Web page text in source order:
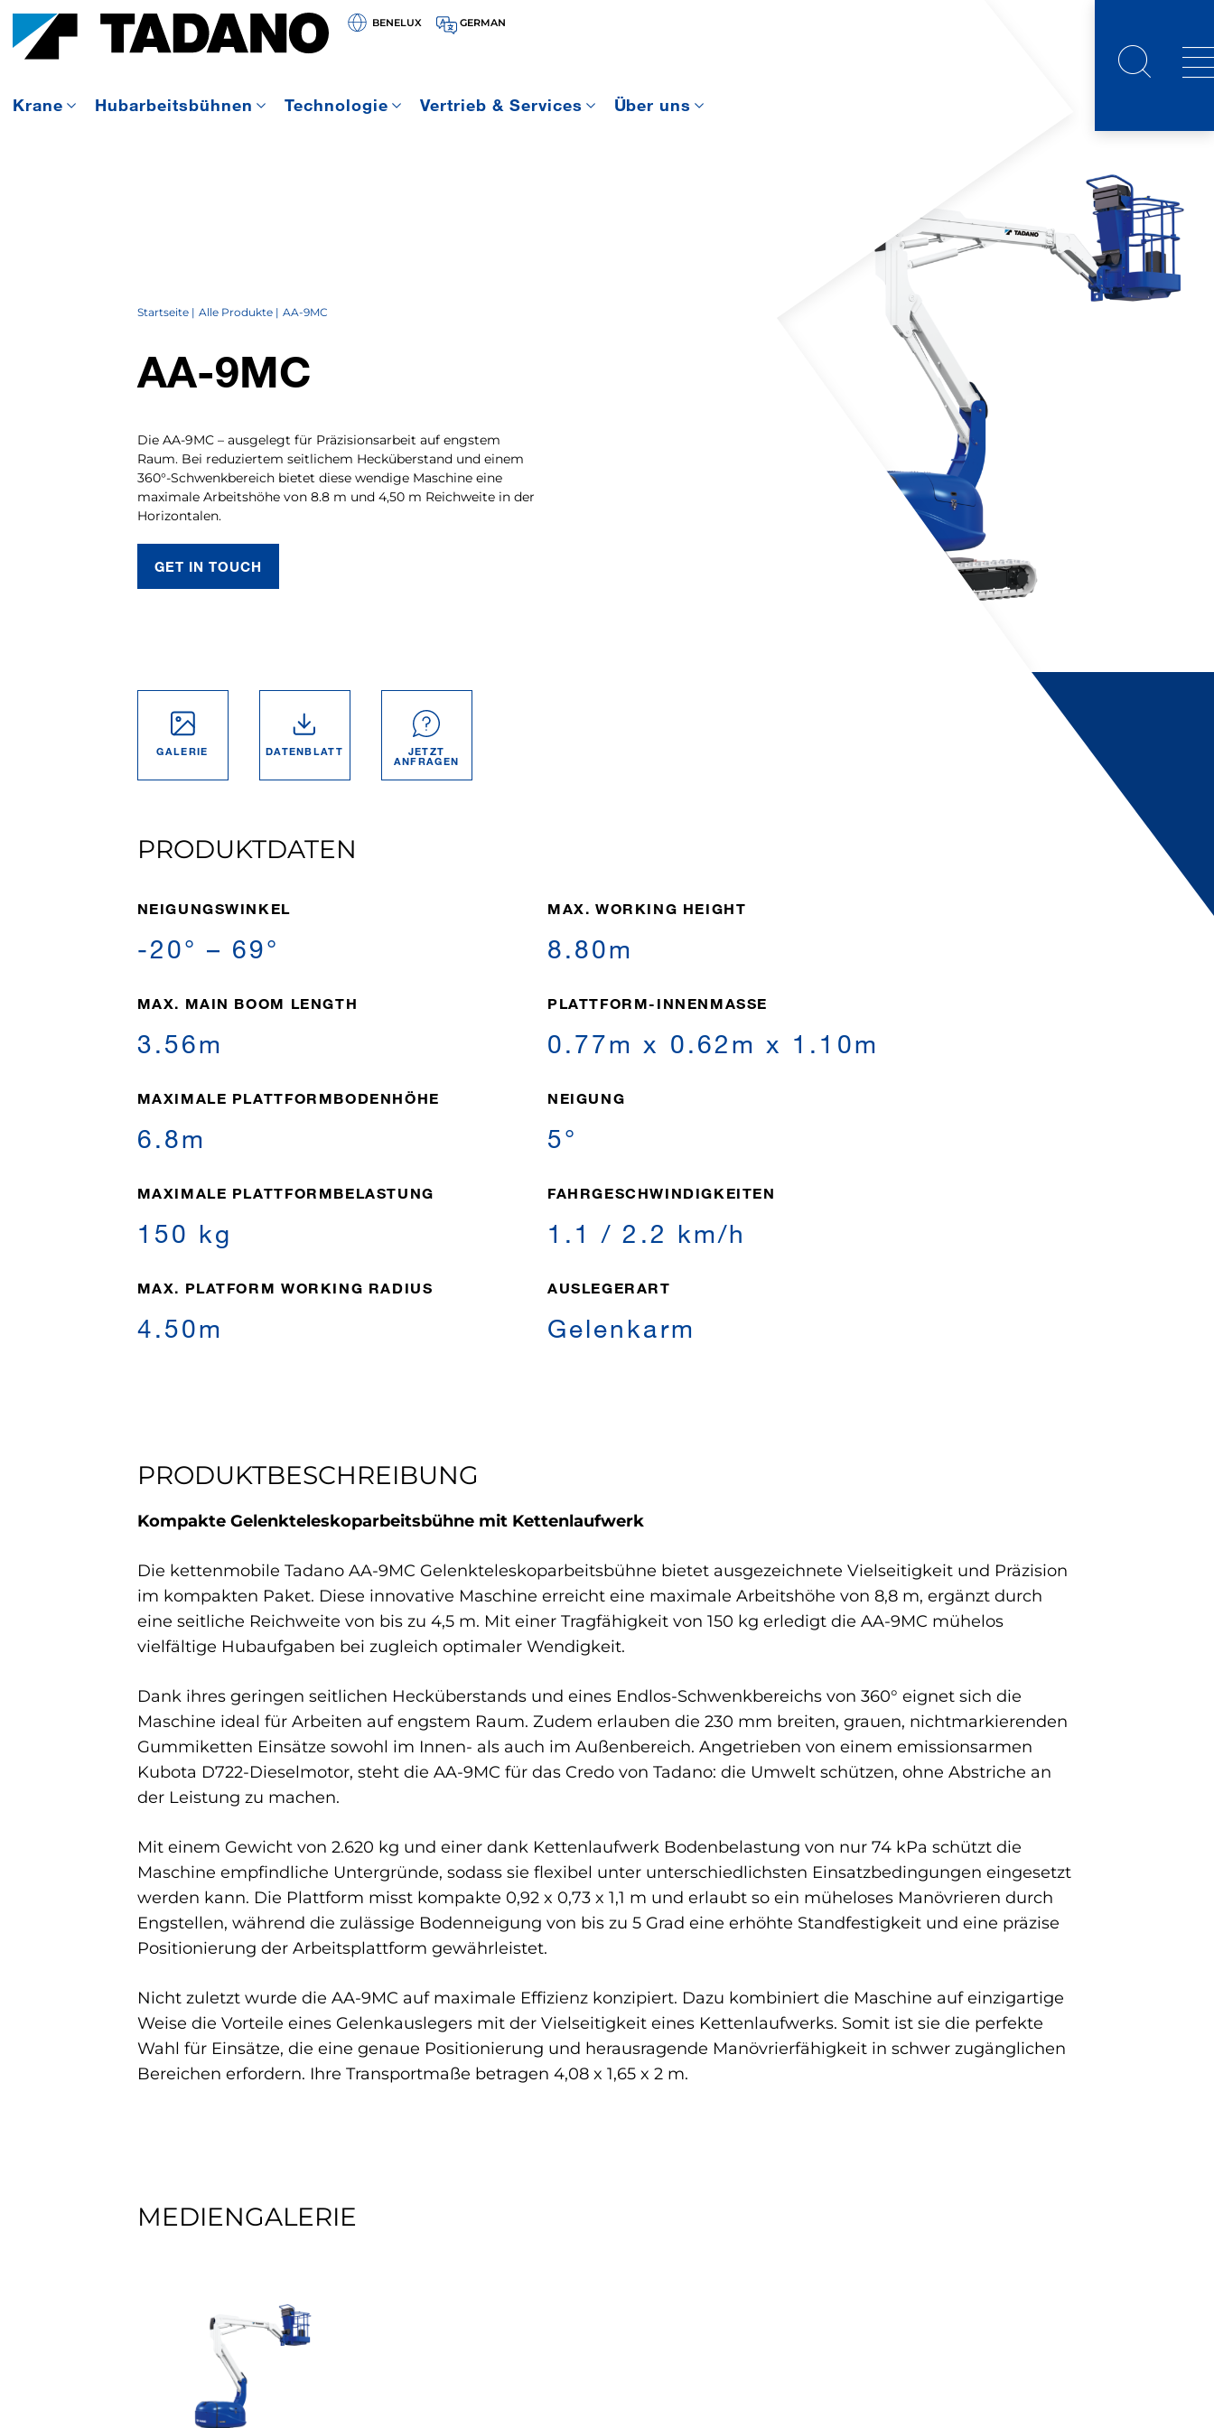
BENELUX GERMAN
Krane Hubarbeitsbühnen Technologie Vertrieb & Services Über uns
Startseite Alle Produkte AA-9MC
AA-9MC
Die AA-9MC – ausgelegt für Präzisionsarbeit auf engstem
Raum. Bei reduziertem seitlichem Hecküberstand und einem
360°-Schwenkbereich bietet diese wendige Maschine eine
maximale Arbeitshöhe von 8.8 m und 4,50 m Reichweite in der
Horizontalen.
GET IN TOUCH
GALERIE DATEN­BLATT JETZT
ANFRAGEN
PRODUKTDATEN
NEIGUNGSWINKEL
-20° – 69°
MAX. MAIN BOOM LENGTH
3.56m
MAXIMALE PLATTFORMBODENHÖHE
6.8m
MAXIMALE PLATTFORMBELASTUNG
150 kg
MAX. PLATFORM WORKING RADIUS
4.50m
MAX. WORKING HEIGHT
8.80m
PLATTFORM-INNENMASSE
0.77m x 0.62m x 1.10m
NEIGUNG
5°
FAHRGESCHWINDIGKEITEN
1.1 / 2.2 km/h
AUSLEGERART
Gelenkarm
PRODUKTBESCHREIBUNG
Kompakte Gelenkteleskoparbeitsbühne mit Kettenlaufwerk
Die kettenmobile Tadano AA-9MC Gelenkteleskoparbeitsbühne bietet ausgezeichnete Vielseitigkeit und Präzision
im kompakten Paket. Diese innovative Maschine erreicht eine maximale Arbeitshöhe von 8,8 m, ergänzt durch
eine seitliche Reichweite von bis zu 4,5 m. Mit einer Tragfähigkeit von 150 kg erledigt die AA-9MC mühelos
vielfältige Hubaufgaben bei zugleich optimaler Wendigkeit.
Dank ihres geringen seitlichen Hecküberstands und eines Endlos-Schwenkbereichs von 360° eignet sich die
Maschine ideal für Arbeiten auf engstem Raum. Zudem erlauben die 230 mm breiten, grauen, nichtmarkierenden
Gummiketten Einsätze sowohl im Innen- als auch im Außenbereich. Angetrieben von einem emissionsarmen
Kubota D722-Dieselmotor, steht die AA-9MC für das Credo von Tadano: die Umwelt schützen, ohne Abstriche an
der Leistung zu machen.
Mit einem Gewicht von 2.620 kg und einer dank Kettenlaufwerk Bodenbelastung von nur 74 kPa schützt die
Maschine empfindliche Untergründe, sodass sie flexibel unter unterschiedlichsten Einsatzbedingungen eingesetzt
werden kann. Die Plattform misst kompakte 0,92 x 0,73 x 1,1 m und erlaubt so ein müheloses Manövrieren durch
Engstellen, während die zulässige Bodenneigung von bis zu 5 Grad eine erhöhte Standfestigkeit und eine präzise
Positionierung der Arbeitsplattform gewährleistet.
Nicht zuletzt wurde die AA-9MC auf maximale Effizienz konzipiert. Dazu kombiniert die Maschine auf einzigartige
Weise die Vorteile eines Gelenkauslegers mit der Vielseitigkeit eines Kettenlaufwerks. Somit ist sie die perfekte
Wahl für Einsätze, die eine genaue Positionierung und herausragende Manövrierfähigkeit in schwer zugänglichen
Bereichen erfordern. Ihre Transportmaße betragen 4,08 x 1,65 x 2 m.
MEDIENGALERIE